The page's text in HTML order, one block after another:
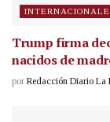
Trump firma
nacidos de
por Redacción Diario La